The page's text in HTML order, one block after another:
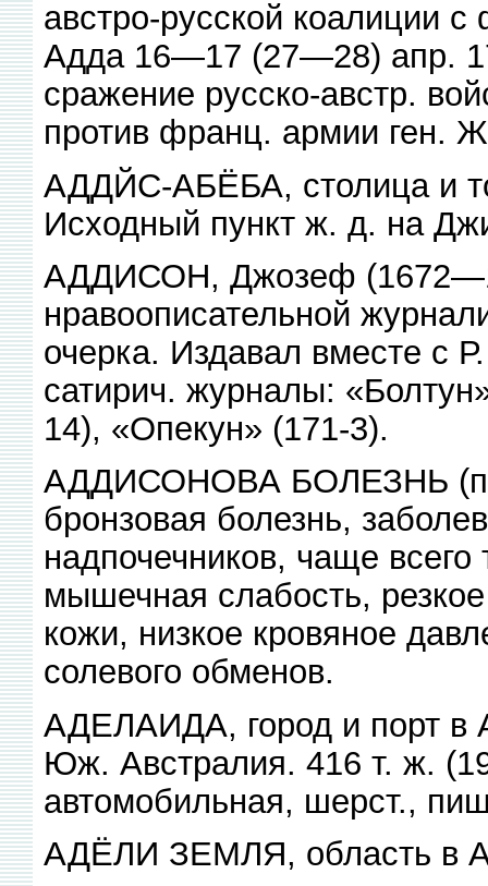
австро-русской коалиции
Адда 16—17 (27—28) апр.
сражение русско-австр.
против франц. армии ген.
АДДЙС-АБЁБА, столица и
Исходный пункт ж. д. на
АДДИСОН, Джозеф
нравоописательной
очерка. Издавал вместе с
сатирич. журналы:
14), «Опекун» (171-3).
АДДИСОНОВА БОЛЕЗНЬ (по
бронзовая болезнь,
надпочечников, чаще
мышечная слабость,
кожи, низкое кровяное
солевого обменов.
АДЕЛАИДА, город и порт в
Юж. Австралия. 416 т. ж.
автомобильная, шерст.,
АДЁЛИ ЗЕМЛЯ, область в